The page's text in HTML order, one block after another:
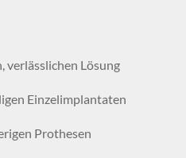
verlässlichen Lösung
Einzelimplantaten
Prothesen